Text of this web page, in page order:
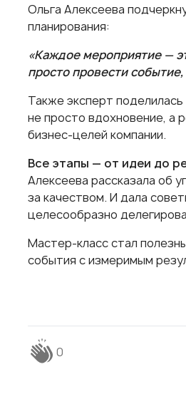
Ольга Алексеева
планирования:
«Каждое мероприятие —
просто провести
Также эксперт
не просто вдохновение, а
бизнес-целей компании.
Все этапы — от идеи до
Алексеева рассказала об
за качеством. И дала
целесообразно
Мастер-класс стал
события с измеримым
0